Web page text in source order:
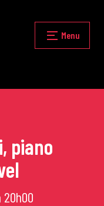
Fermer
Menu
piano
20h00